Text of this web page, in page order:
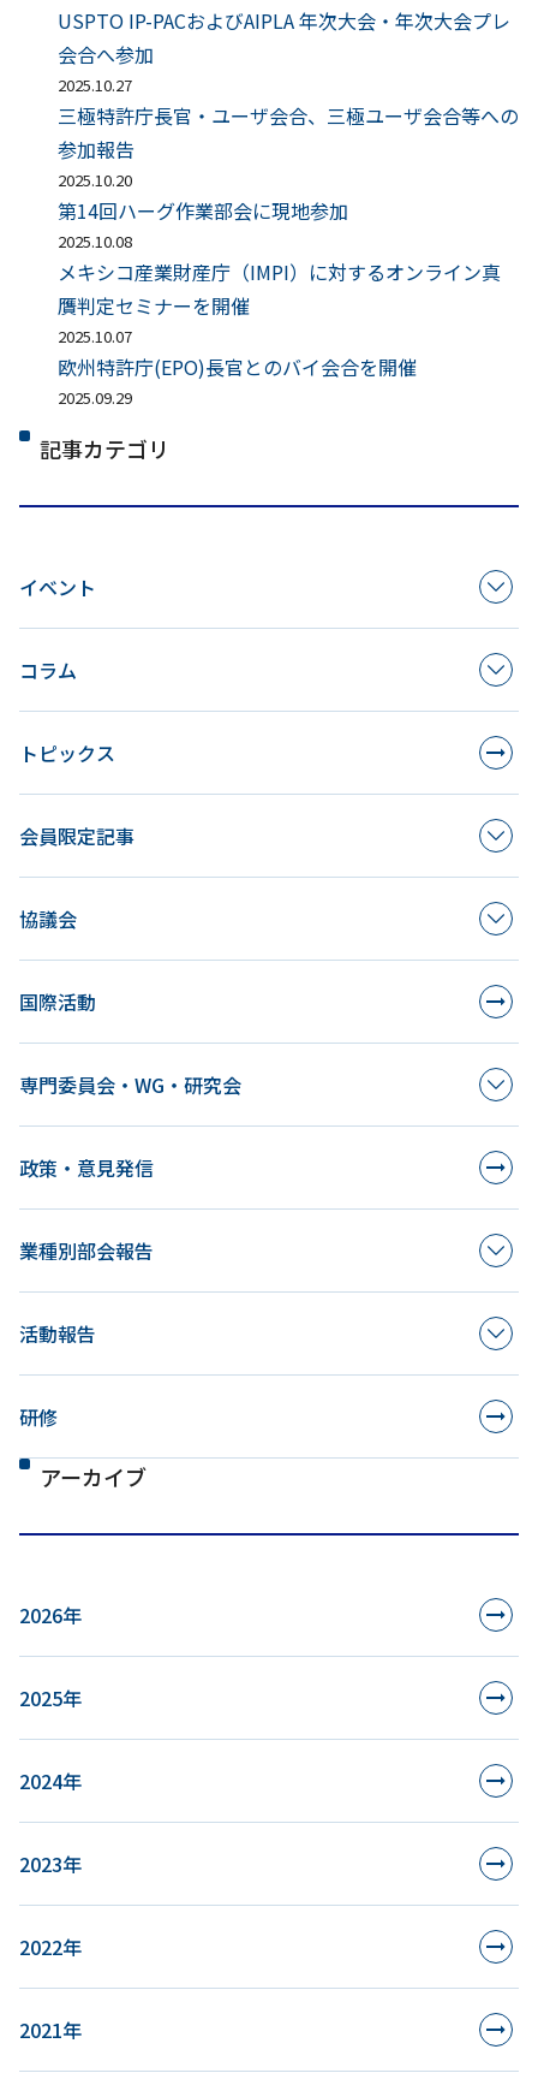
USPTO IP-PACおよびAIPLA 年次大会・年次大会プレ
会合へ参加
2025.10.27
三極特許庁長官・ユーザ会合、三極ユーザ会合等への
参加報告
2025.10.20
第14回ハーグ作業部会に現地参加
2025.10.08
メキシコ産業財産庁（IMPI）に対するオンライン真
贋判定セミナーを開催
2025.10.07
欧州特許庁(EPO)長官とのバイ会合を開催
2025.09.29
記事カテゴリ
イベント
コラム
トピックス
会員限定記事
協議会
国際活動
専門委員会・WG・研究会
政策・意見発信
業種別部会報告
活動報告
研修
アーカイブ
2026年
2025年
2024年
2023年
2022年
2021年